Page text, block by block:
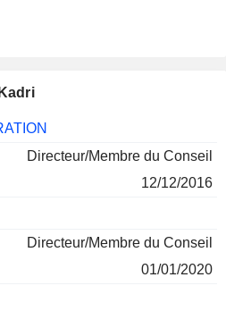
Directeur/Membre du Conseil
12/12/2016
Directeur/Membre du Conseil
01/01/2020